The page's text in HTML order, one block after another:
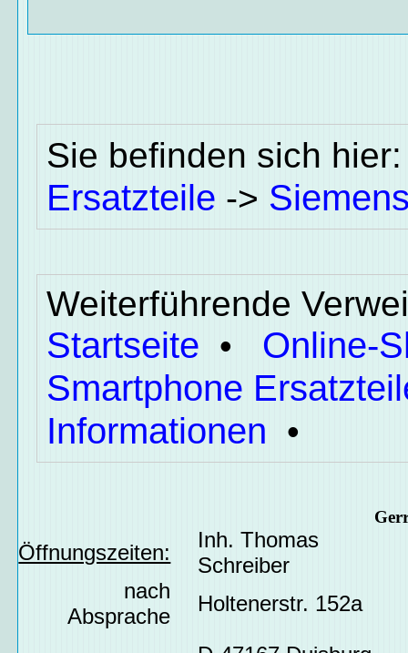
Sie befinden sich
Ersatzteile ->
Weiterführende
Startseite • Online-
Smartphone
Informationen •
Öffnungszeiten:
Inh. Thomas
Schreiber
nach
Absprache
Holtenerstr. 152a